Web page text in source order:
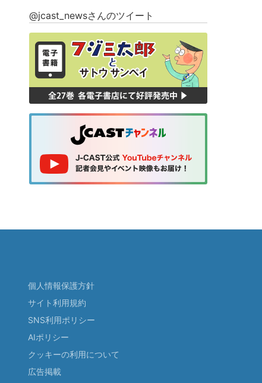
@jcast_newsさんのツイート
個人情報保護方針
サイト利用規約
SNS利用ポリシー
AIポリシー
クッキーの利用について
広告掲載